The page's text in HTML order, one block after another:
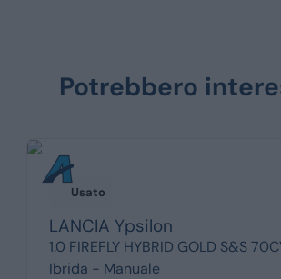
Potrebbero
Usato
LANCIA Ypsilon
1.0 FIREFLY HYBRID GOLD S&S
Ibrida - Manuale